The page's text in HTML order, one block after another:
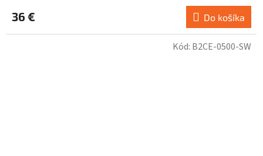
36 € Do košíka
Kód: B2CE-0500-SW